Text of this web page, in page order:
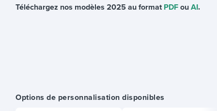
Téléchargez nos modèles 2025 au format PDF ou AI.
Options de personnalisation disponibles